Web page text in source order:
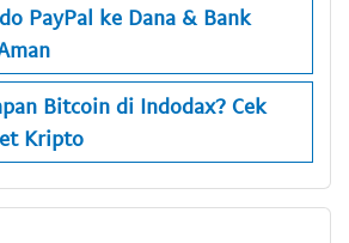
PayPal ke Dana & Bank
Bitcoin di Indodax? Cek
Kripto